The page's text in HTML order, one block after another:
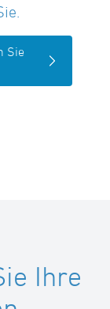
Sie
Ihre